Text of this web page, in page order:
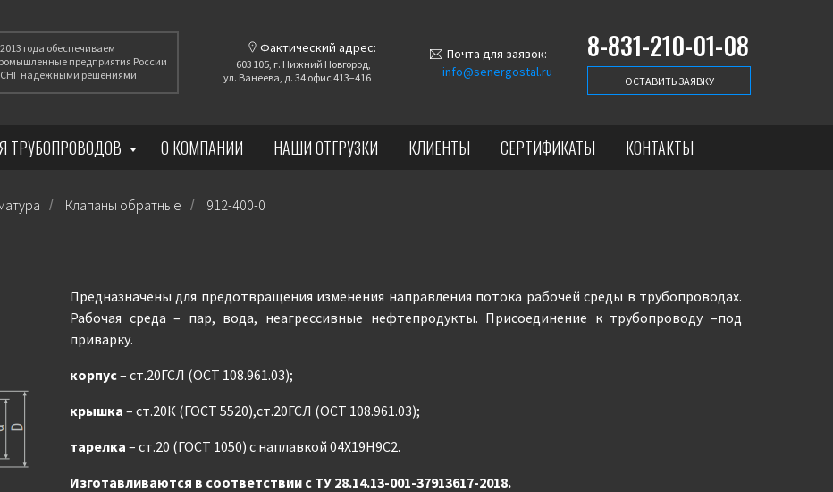
8-831-210-01-08
ОСТАВИТЬ ЗАЯВКУ
года обеспечиваем
предприятия России
надежными решениями
603 105, г. Нижний Новгород,
ул. Ванеева, д. 34 офис 413−416
Фактический адрес:
info@senergostal.ru
Почта для заявок:
ТРУБОПРОВОДОВ О КОМПАНИИ НАШИ ОТГРУЗКИ КЛИЕНТЫ СЕРТИФИКАТЫ КОНТАКТЫ
/ Клапаны обратные / 912-400-0
Предназначены для предотвращения изменения направления потока рабочей среды в трубопроводах.
Рабочая среда – пар, вода, неагрессивные нефтепродукты. Присоединение к трубопроводу –под
приварку.
корпус– ст.20ГСЛ (ОСТ 108.961.03);
крышка – ст.20К (ГОСТ 5520),ст.20ГСЛ (ОСТ 108.961.03);
тарелка – ст.20 (ГОСТ 1050) с наплавкой 04Х19Н9С2.
Изготавливаются в соответствии с ТУ 28.14.13-001-37913617-2018.